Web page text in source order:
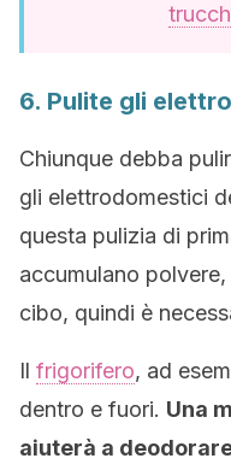
6. Pulite gli
Chiunque debba
gli elettrodomestici
questa pulizia di
accumulano
cibo, quindi è
Il frigorifero, ad
dentro e fuori. Una
aiuterà a